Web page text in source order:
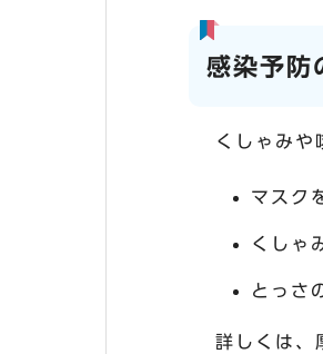
感染予防
くしゃみや
マスク
くしゃ
とっさ
詳しくは、